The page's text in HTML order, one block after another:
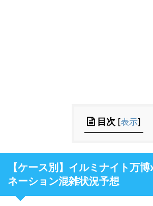
目次 [表示]
【ケース別】イルミナイト万
ネーション混雑状況予想